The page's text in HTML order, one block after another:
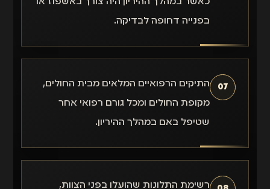
בפנייה דחופה לבדיקה.
07
התיקים הרפואיים המלאים מבית החולים,
מקופת החולים ומכל גורם רפואי אחר
שטיפל באם במהלך ההיריון.
רשימת התלונות שהועלו בפני הצוות,